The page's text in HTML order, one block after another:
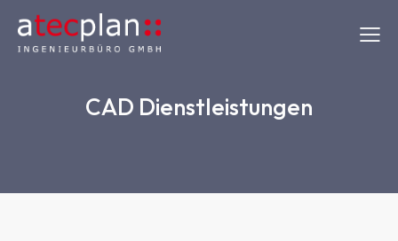
CAD Dienstleistungen